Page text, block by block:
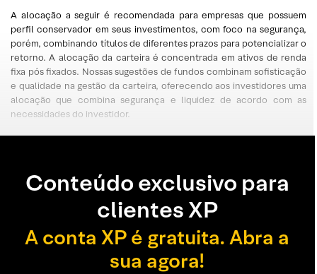
A alocação a seguir é recomendada para empresas que possuem
perfil conservador em seus investimentos, com foco na segurança,
porém, combinando títulos de diferentes prazos para potencializar o
retorno. A alocação da carteira é concentrada em ativos de renda
fixa pós fixados. Nossas sugestões de fundos combinam sofisticação
e qualidade na gestão da carteira, oferecendo aos investidores uma
alocação que combina segurança e liquidez de acordo com as
necessidades do investidor.
Conteúdo exclusivo para
clientes XP
A conta XP é gratuita. Abra a
sua agora!